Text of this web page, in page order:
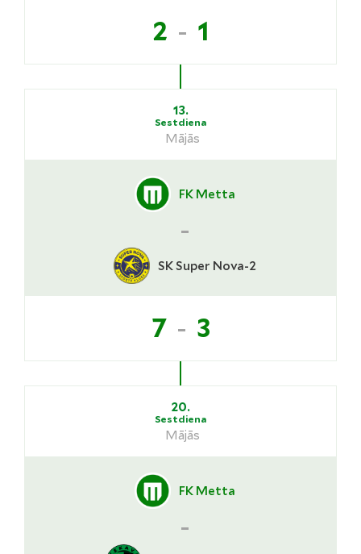
2 - 1
13.
Sestdiena
Mājās
FK Metta
-
SK Super Nova-2
7 - 3
20.
Sestdiena
Mājās
FK Metta
-